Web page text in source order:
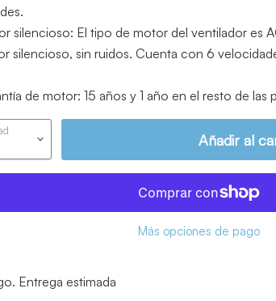
silencioso: El tipo de motor del ventilador es
silencioso, sin ruidos. Cuenta con 6
de motor: 15 años y 1 año en el resto de las
Añadir al
Más opciones de pago
Entrega estimada